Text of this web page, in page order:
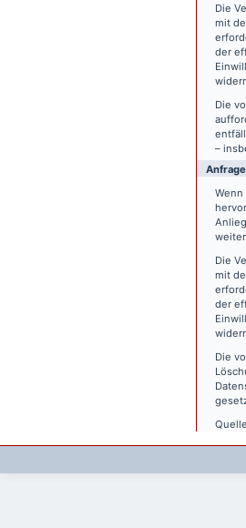
Die
mit
der
Die
–
weiter.
Die
mit
der
Die